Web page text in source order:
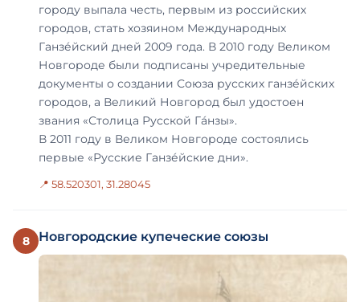
городу выпала честь, первым из российских
городов, стать хозяином Международных
Ганзе́йский дней 2009 года. В 2010 году Великом
Новгороде были подписаны учредительные
документы о создании Союза русских ганзе́йских
городов, а Великий Новгород был удостоен
звания «Столица Русской Га́нзы».
В 2011 году в Великом Новгороде состоялись
первые «Русские Ганзе́йские дни».
📍 58.520301, 31.28045
8 Новгородские купеческие союзы